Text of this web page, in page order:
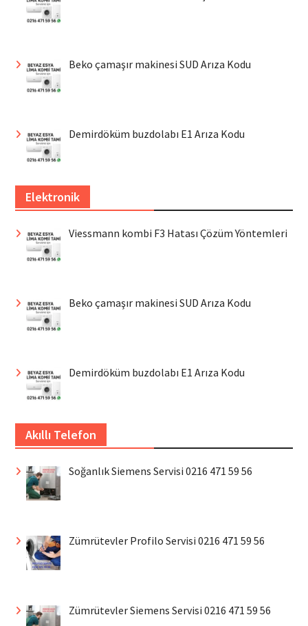
Beko çamaşır makinesi SUD Arıza Kodu
Demirdöküm buzdolabı E1 Arıza Kodu
Elektronik
Viessmann kombi F3 Hatası Çözüm Yöntemleri
Beko çamaşır makinesi SUD Arıza Kodu
Demirdöküm buzdolabı E1 Arıza Kodu
Akıllı Telefon
Soğanlık Siemens Servisi 0216 471 59 56
Zümrütevler Profilo Servisi 0216 471 59 56
Zümrütevler Siemens Servisi 0216 471 59 56